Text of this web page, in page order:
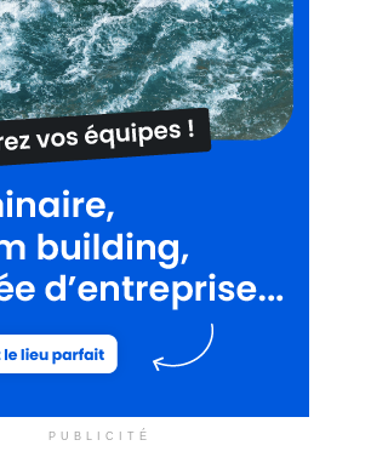
PUBLICITÉ